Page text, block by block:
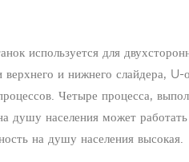
используется для
верхнего и нижнего слайдера,
Четыре процесса,
душу населения может
на душу населения высокая.